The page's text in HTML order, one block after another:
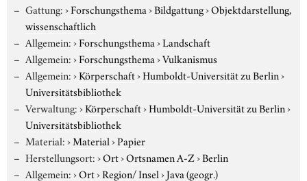
Gattung:›Forschungsthema›Bildgattung›Objektdarstellung,
wissenschaftlich
Allgemein:›Forschungsthema›Landschaft
Allgemein:›Forschungsthema›Vulkanismus
Allgemein:›Körperschaft›Humboldt-Universität zu Berlin›
Universitätsbibliothek
Verwaltung:›Körperschaft›Humboldt-Universität zu Berlin›
Universitätsbibliothek
Material:›Material›Papier
Herstellungsort:›Ort›Ortsnamen A-Z›Berlin
Allgemein:›Ort›Region/ Insel›Java (geogr.)